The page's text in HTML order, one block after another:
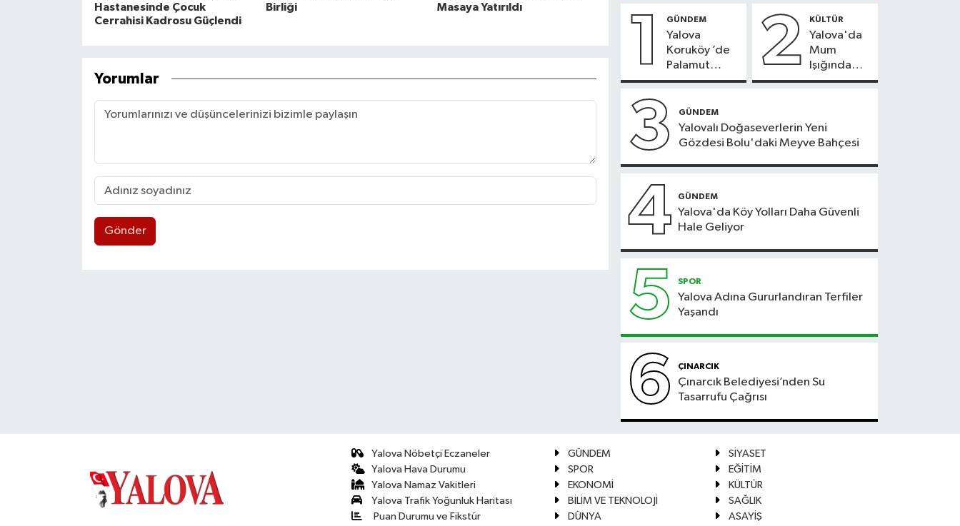
Hastanesinde Çocuk
Cerrahisi Kadrosu Güçlendi
Birliği
Masaya Yatırıldı
Yorumlar
Gönder
1 GÜNDEM
Yalova
Koruköy ’de
Palamut
Sezonu
2 KÜLTÜR
Yalova'da
Mum
Işığında
Konser
3 GÜNDEM
Yalovalı Doğaseverlerin Yeni
Gözdesi Bolu'daki Meyve Bahçesi
4 GÜNDEM
Yalova'da Köy Yolları Daha Güvenli
Hale Geliyor
5 SPOR
Yalova Adına Gururlandıran Terfiler
Yaşandı
6 ÇINARCIK
Çınarcık Belediyesi’nden Su
Tasarrufu Çağrısı
Yalova Nöbetçi Eczaneler
Yalova Hava Durumu
Yalova Namaz Vakitleri
Yalova Trafik Yoğunluk Haritası
Puan Durumu ve Fikstür
GÜNDEM
SİYASET
SPOR
EĞİTİM
EKONOMİ
KÜLTÜR
BİLİM VE TEKNOLOJİ
SAĞLIK
DÜNYA
ASAYİŞ